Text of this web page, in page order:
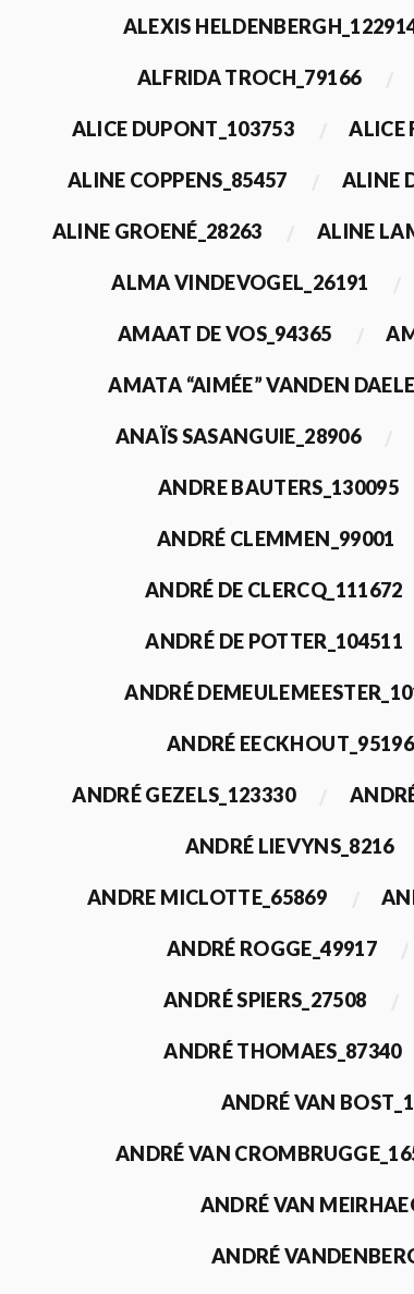
ALEXIS
ALFRIDA TROCH_79166
ALICE DUPONT_103753 ALICE
ALINE COPPENS_85457 ALINE
ALINE GROENÉ_28263 ALINE
ALMA VINDEVOGEL_26191
AMAAT DE VOS_94365
AMATA “AIMÉE” VANDEN
ANAÏS SASANGUIE_28906
ANDRE BAUTERS_130095
ANDRÉ CLEMMEN_99001
ANDRÉ DE CLERCQ_111672
ANDRÉ DE POTTER_104511
ANDRÉ
ANDRÉ EECKHOUT_95196
ANDRÉ GEZELS_123330
ANDRÉ LIEVYNS_8216
ANDRE MICLOTTE_65869
ANDRÉ ROGGE_49917
ANDRÉ SPIERS_27508
ANDRÉ THOMAES_87340
ANDRÉ VAN
ANDRÉ VAN
ANDRÉ VAN
ANDRÉ